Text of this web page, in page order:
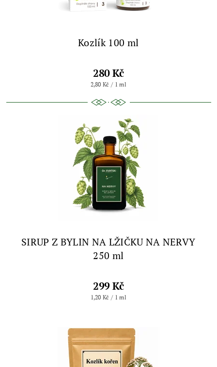
Kozlík 100 ml
280 Kč
2,80 Kč / 1 ml
SIRUP Z BYLIN NA LŽIČKU NA NERVY
250 ml
299 Kč
1,20 Kč / 1 ml